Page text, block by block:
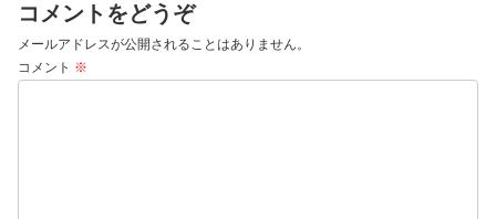
コメントをどうぞ
メールアドレスが公開されることはありません。
コメント ※